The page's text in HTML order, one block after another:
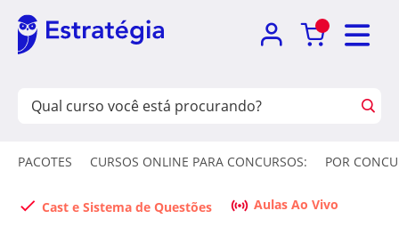
PACOTES CURSOS ONLINE PARA CONCURSOS: POR
Cast e Sistema de Questões Aulas Ao Vivo